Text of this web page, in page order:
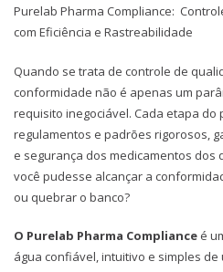
Purelab Pharma Compliance:
com Eficiência e Rastreabilidade
Quando se trata de controle de
conformidade não é apenas um
requisito inegociável. Cada etapa do
regulamentos e padrões rigorosos,
e segurança dos medicamentos dos
você pudesse alcançar a
ou quebrar o banco?
O Purelab Pharma Compliance é
água confiável, intuitivo e simples